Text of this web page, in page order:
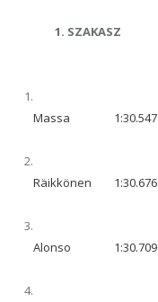
1. SZAKASZ
1.
Massa
1:30.547
2.
Räikkönen
1:30.676
3.
Alonso
1:30.709
4.